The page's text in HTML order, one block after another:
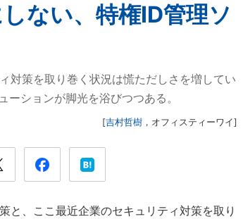
ない、特権ID管理ソ
対策を取り巻く状況は慌ただしさを増してい
ションが脚光を浴びつつある。
[吉村哲樹 ， オフィスティーワイ]
、ここ最近企業のセキュリティ対策を取り